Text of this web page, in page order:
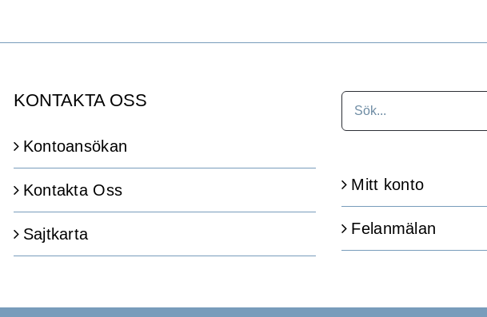
KONTAKTA OSS
Kontoansökan
Kontakta Oss
Sajtkarta
Mitt konto
Felanmälan